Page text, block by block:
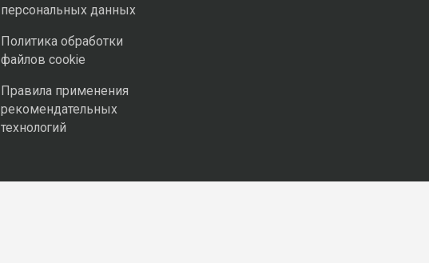
персональных данных
Политика обработки
файлов cookie
Правила применения
рекомендательных
технологий